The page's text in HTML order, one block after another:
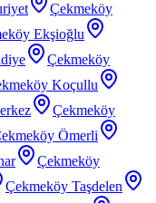
Çekmeköy
Ekşioğlu
Çekmeköy
Koçullu
Çekmeköy
Ömerli
Çekmeköy
Çekmeköy Taşdelen